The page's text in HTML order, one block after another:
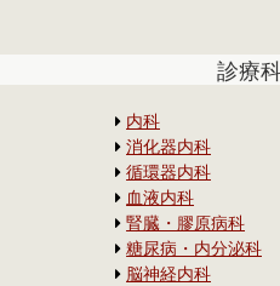
診療
内科
消化器内科
循環器内科
血液内科
腎臓・膠原病科
糖尿病・内分泌科
脳神経内科